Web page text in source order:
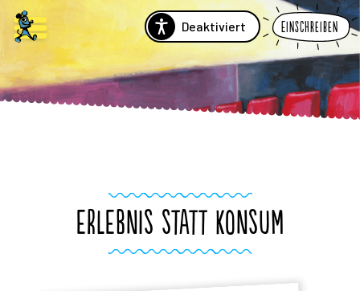
Deaktiviert Einschreiben
ERLEBNIS STATT KONSUM